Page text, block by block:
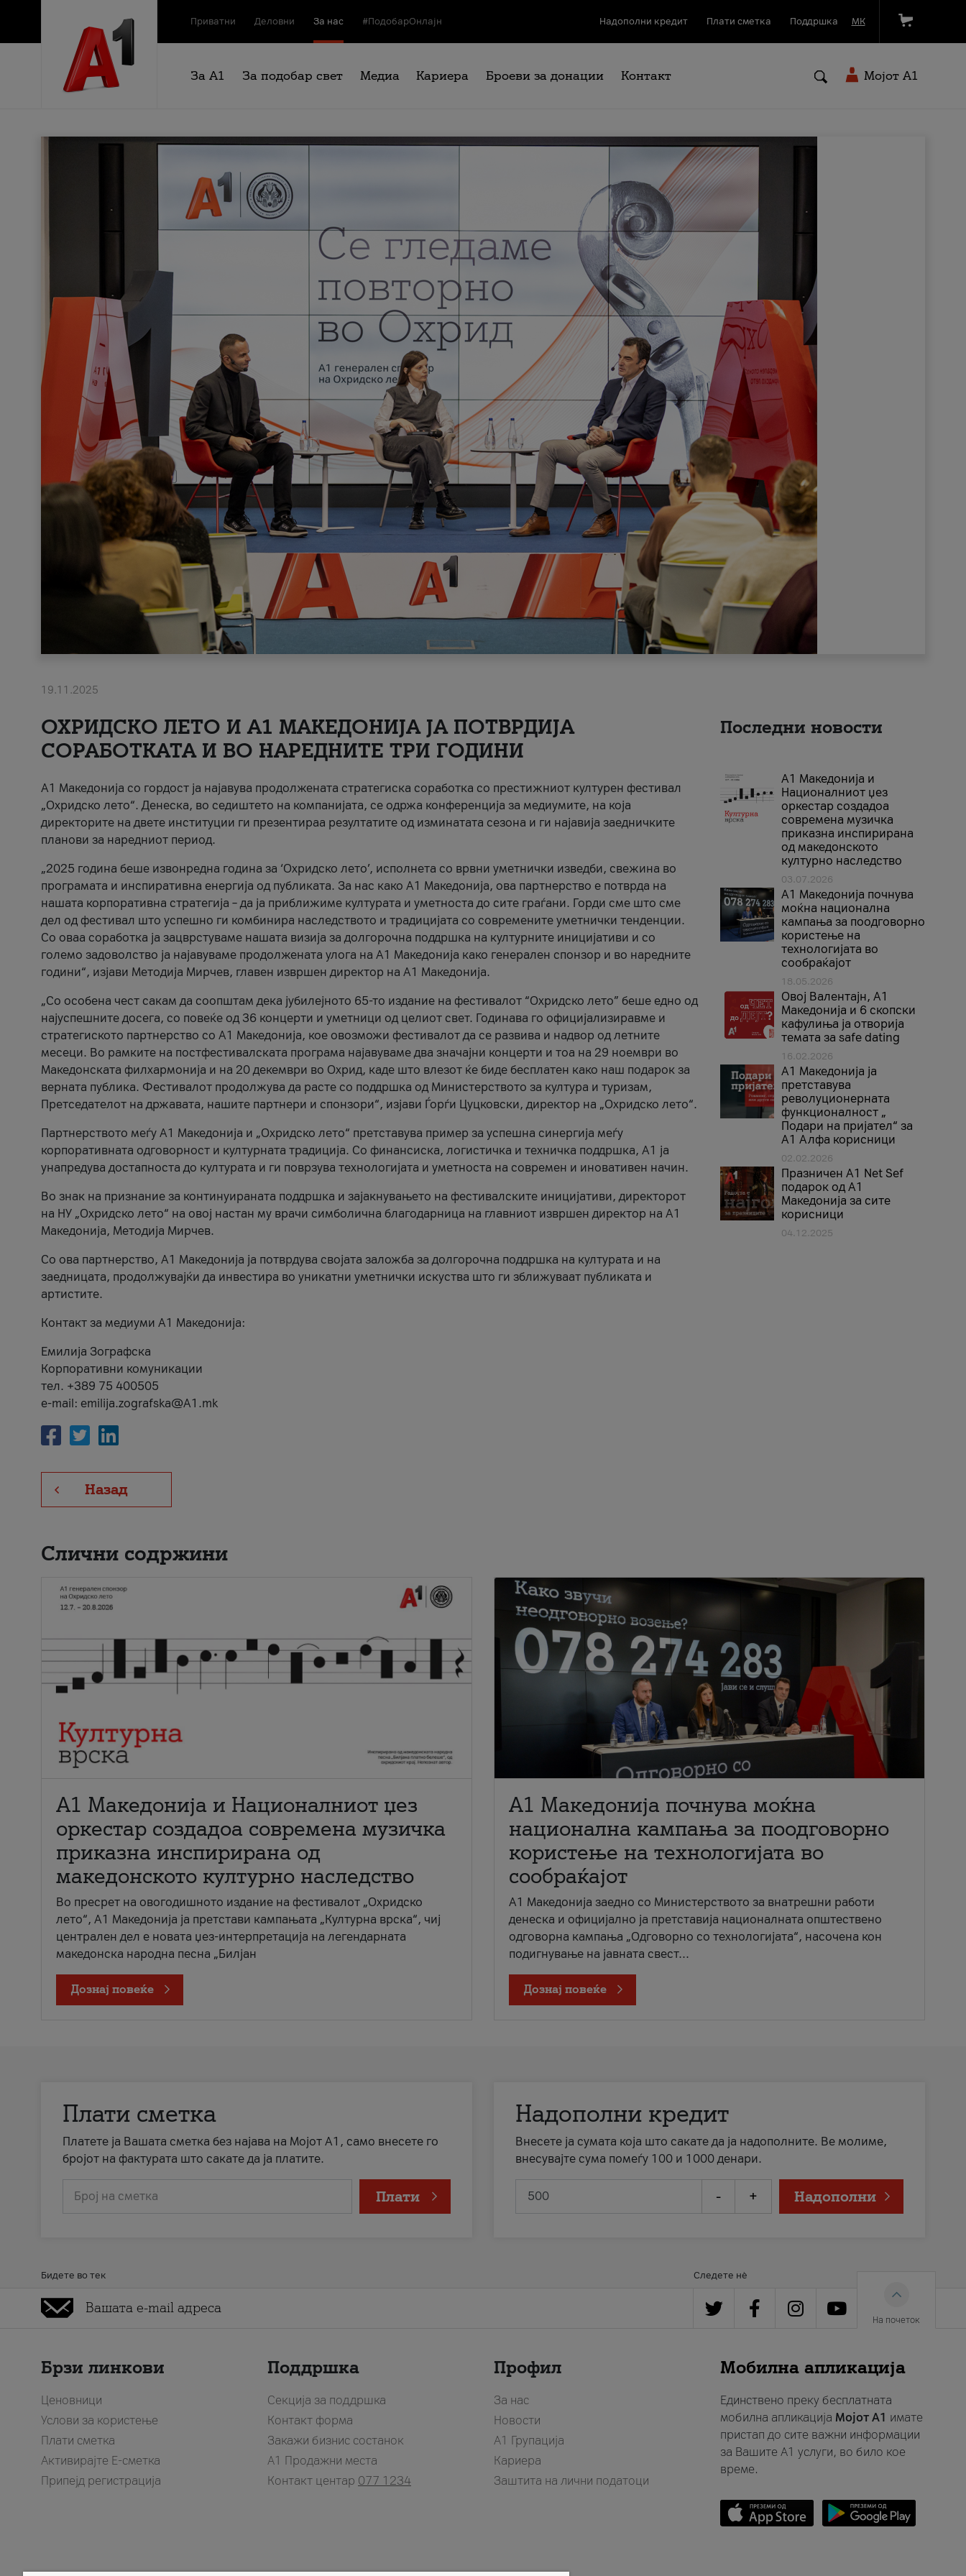
Приватни Деловни За нас #ПодобарОнлајн Надополни кредит Плати сметка Поддршка МК
За А1 За подобар свет Медиа Кариера Броеви за донации Контакт Мојот A1
19.11.2025
ОХРИДСКО ЛЕТО И A1 МАКЕДОНИЈА ЈА ПОТВРДИЈА
СОРАБОТКАТА И ВО НАРЕДНИТЕ ТРИ ГОДИНИ
A1 Македонија со гордост ја најавува продолжената стратегиска соработка со престижниот културен фестивал
„Охридско лето“. Денеска, во седиштето на компанијата, се одржа конференција за медиумите, на која
директорите на двете институции ги презентираа резултатите од изминатата сезона и ги најавија заедничките
планови за наредниот период.
„2025 година беше извонредна година за ‘Охридско лето’, исполнета со врвни уметнички изведби, свежина во
програмата и инспиративна енергија од публиката. За нас како A1 Македонија, ова партнерство е потврда на
нашата корпоративна стратегија – да ја приближиме културата и уметноста до сите граѓани. Горди сме што сме
дел од фестивал што успешно ги комбинира наследството и традицијата со современите уметнички тенденции.
Со оваа соработка ја зацврстуваме нашата визија за долгорочна поддршка на културните иницијативи и со
големо задоволство ја најавуваме продолжената улога на A1 Македонија како генерален спонзор и во наредните
години“, изјави Методија Мирчев, главен извршен директор на A1 Македонија.
„Со особена чест сакам да соопштам дека јубилејното 65-то издание на фестивалот “Охридско лето” беше едно од
најуспешните досега, со повеќе од 36 концерти и уметници од целиот свет. Годинава го официјализиравме и
стратегиското партнерство со А1 Македонија, кое овозможи фестивалот да се развива и надвор од летните
месеци. Во рамките на постфестивалската програма најавуваме два значајни концерти и тоа на 29 ноември во
Македонската филхармонија и на 20 декември во Охрид, каде што влезот ќе биде бесплатен како наш подарок за
верната публика. Фестивалот продолжува да расте со поддршка од Министерството за култура и туризам,
Претседателот на државата, нашите партнери и спонзори“, изјави Ѓорѓи Цуцковски, директор на „Охридско лето“.
Партнерството меѓу A1 Македонија и „Охридско лето“ претставува пример за успешна синергија меѓу
корпоративната одговорност и културната традиција. Со финансиска, логистичка и техничка поддршка, A1 ја
унапредува достапноста до културата и ги поврзува технологијата и уметноста на современ и иновативен начин.
Во знак на признание за континуираната поддршка и зајакнувањето на фестивалските иницијативи, директорот
на НУ „Охридско лето“ на овој настан му врачи симболична благодарница на главниот извршен директор на A1
Македонија, Методија Мирчев.
Со ова партнерство, A1 Македонија ја потврдува својата заложба за долгорочна поддршка на културата и на
заедницата, продолжувајќи да инвестира во уникатни уметнички искуства што ги зближуваат публиката и
артистите.
Контакт за медиуми А1 Македонија:
Емилија Зографска
Корпоративни комуникации
тел. +389 75 400505
e-mail: emilija.zografska@A1.mk
Назад
Последни новости
А1 Македонија и
Националниот џез
оркестар создадоа
современа музичка
приказна инспирирана
од македонското
културно наследство
03.07.2026
A1 Македонија почнува
моќна национална
кампања за поодговорно
користење на
технологијата во
сообраќајот
18.05.2026
Овој Валентајн, A1
Македонија и 6 скопски
кафулиња ја отворија
темата за safe dating
16.02.2026
А1 Македонија ја
претставува
револуционерната
функционалност „
Подари на пријател“ за
А1 Алфа корисници
02.02.2026
Празничен A1 Net Sеf
подарок од А1
Македонија за сите
корисници
04.12.2025
Слични содржини
А1 Македонија и Националниот џез
оркестар создадоа современа музичка
приказна инспирирана од
македонското културно наследство
Во пресрет на овогодишното издание на фестивалот „Охридско
лето“, А1 Македонија ја претстави кампањата „Културна врска“, чиј
централен дел е новата џез-интерпретација на легендарната
македонска народна песна „Билјан
Дознај повеќе
A1 Македонија почнува моќна
национална кампања за поодговорно
користење на технологијата во
сообраќајот
A1 Македонија заедно со Министерството за внатрешни работи
денеска и официјално ја претставија националната општествено
одговорна кампања „Одговорно со технологијата“, насочена кон
подигнување на јавната свест...
Дознај повеќе
Плати сметка
Платете ја Вашата сметка без најава на Мојот А1, само внесете го
бројот на фактурата што сакате да ја платите.
Број на сметка Плати
Надополни кредит
Внесете ја сумата која што сакате да ја надополните. Ве молиме,
внесувајте сума помеѓу 100 и 1000 денари.
- + Надополни
Бидете во тек Следете нè
На почеток
Брзи линкови
Ценовници
Услови за користење
Плати сметка
Активирајте Е-сметка
Припејд регистрација
Поддршка
Секција за поддршка
Контакт форма
Закажи бизнис состанок
A1 Продажни места
Контакт центар 077 1234
Профил
За нас
Новости
А1 Групација
Кариера
Заштита на лични податоци
Мобилна апликација
Единствено преку бесплатната
мобилна апликација Мојот A1 имате
пристап до сите важни информации
за Вашите A1 услуги, во било кое
време.